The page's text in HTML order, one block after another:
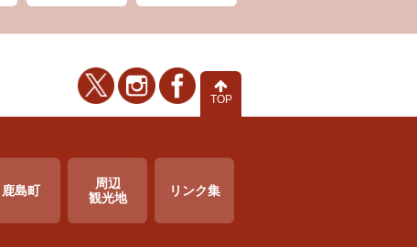
TOP
鹿島町
周辺
観光地
リンク集